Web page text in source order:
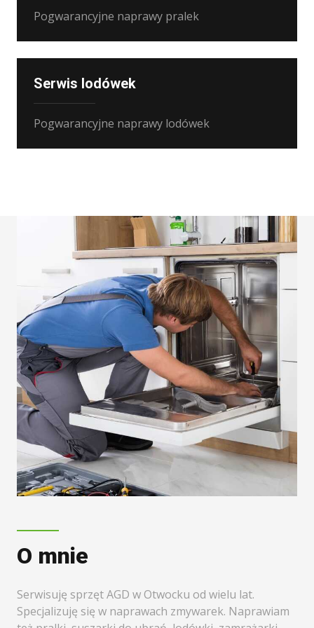
Pogwarancyjne naprawy pralek
Serwis lodówek
Pogwarancyjne naprawy lodówek
O mnie
Serwisuję sprzęt AGD w Otwocku od wielu lat.
Specjalizuję się w naprawach zmywarek. Naprawiam